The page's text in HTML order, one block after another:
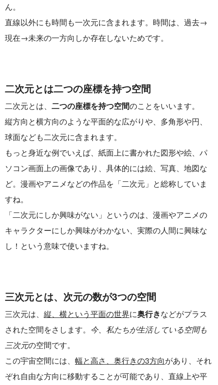
ん。
直線以外にも時間も一次元に含まれます。時間は、過去→
現在→未来の一方向しか存在しないためです。
二次元とは二つの座標を持つ空間
二次元とは、 二つの座標を持つ空間のことをいいます。
縦方向と横方向のような平面的な広がりや、多角形や円、
球面なども二次元に含まれます。
もっと身近な例でいえば、紙面上に書かれた図形や絵、パ
ソコン画面上の画像であり、具体的には絵、写真、地図な
ど。漫画やアニメなどの作品を「二次元」と総称していま
すね。
「二次元にしか興味がない」というのは、漫画やアニメの
キャラクターにしか興味がわかない、実際の人間に興味な
し！という意味で使いますね。
三次元とは、次元の数が3つの空間
三次元は、 縦、横という平面の世界に奥行きなどがプラス
された空間をさします。 今、私たちが生活している空間も
三次元の空間です。
この宇宙空間には、 幅と高さ、奥行きの3方向があり、それ
ぞれ自由な方向に移動することが可能であり、直線上や平